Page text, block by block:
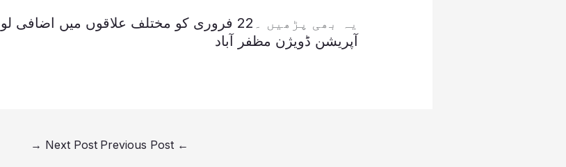
یہ بھی پڑھیں ۔
22 فروری کو مختلف علاقوں میں اضافی
آپریشن ڈویژن مظفر آباد
←
Next Post
→